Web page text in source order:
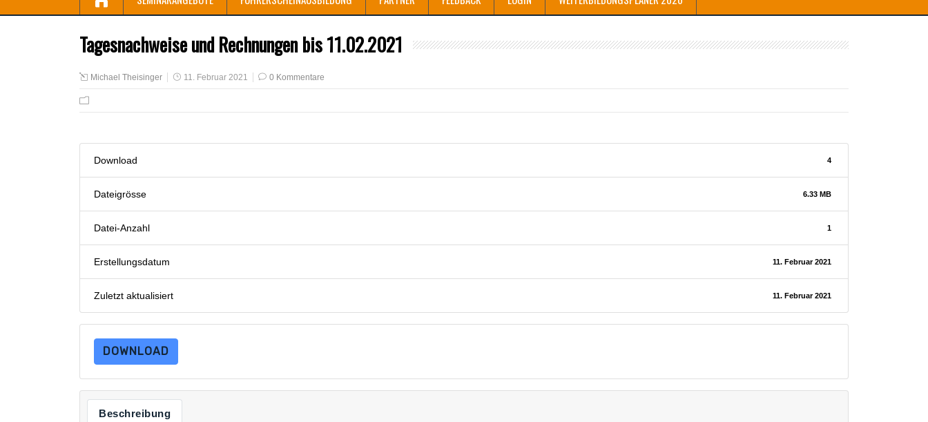
Tagesnachweise und Rechnungen bis 11.02.2021
Michael Theisinger 11. Februar 2021 0 Kommentare
Download 4
Dateigrösse 6.33 MB
Datei-Anzahl 1
Erstellungsdatum 11. Februar 2021
Zuletzt aktualisiert 11. Februar 2021
DOWNLOAD
Beschreibung